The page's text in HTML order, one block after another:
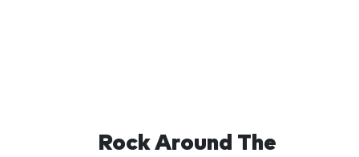
Rock Around The